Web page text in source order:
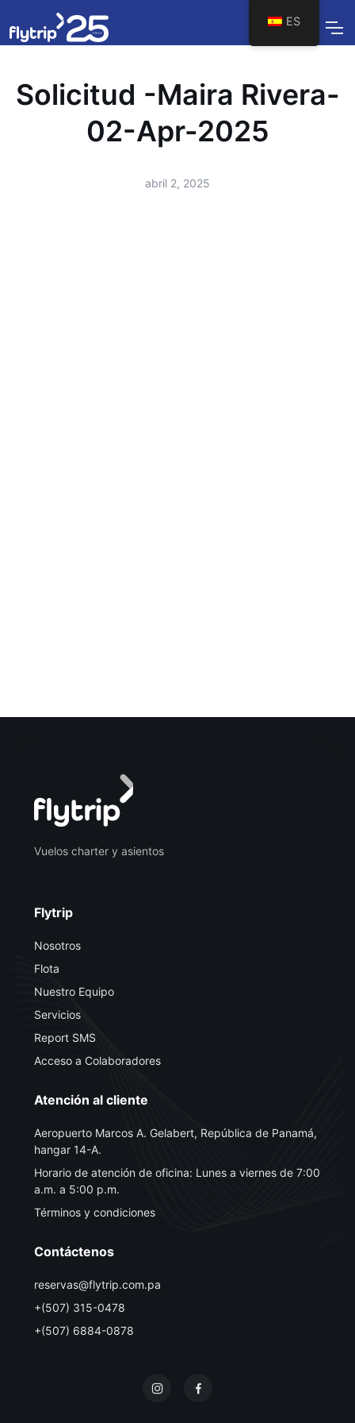
Solicitud -Maira Rivera-
02-Apr-2025
abril 2, 2025
Vuelos charter y asientos
Flytrip
Nosotros
Flota
Nuestro Equipo
Servicios
Report SMS
Acceso a Colaboradores
Atención al cliente
Aeropuerto Marcos A. Gelabert, República de Panamá,
hangar 14-A.
Horario de atención de oficina: Lunes a viernes de 7:00
a.m. a 5:00 p.m.
Términos y condiciones
Contáctenos
reservas@flytrip.com.pa
+(507) 315-0478
+(507) 6884-0878
ES